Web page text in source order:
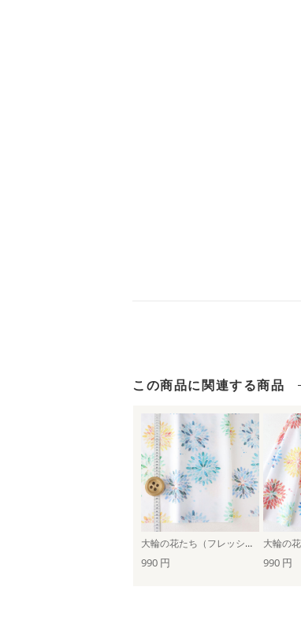
この商品に関連する商品
大輪の花たち（フレッシュグリーン）
990 円 990 円